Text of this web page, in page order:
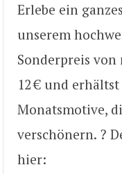
Erlebe ein
unserem
Sonderpreis von
12 € und
Monatsmotive,
verschönern. ?
hier: